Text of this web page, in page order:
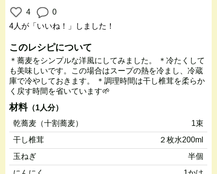
4
0
4人 が「いいね！」しました！
このレシピについて
＊蕎麦をシンプルな洋風にしてみました。 ＊冷たくして
も美味しいです。この場合はスープの熱を冷まし、冷蔵
庫で冷やしておきます。 ＊調理時間は干し椎茸を柔らか
く戻す時間を省いています🌱
材料（1人分）
乾蕎麦（十割蕎麦）
1束
干し椎茸
２枚水200ml
玉ねぎ
半個